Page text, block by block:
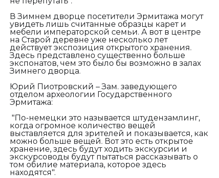
В Зимнем дворце посетители Эрмитажа могут
увидеть лишь считанные образцы карет и
мебели императорской семьи. А вот в центре
на Старой деревне уже несколько лет
действует экспозиция открытого хранения.
Здесь представлено существенно больше
экспонатов, чем это было бы возможно в залах
Зимнего дворца.
Юрий Пиотровский – Зам. заведующего
отделом археологии Государственного
Эрмитажа:
"По-немецки это называется штудензамлинг,
когда огромное количество вещей
выставляется для зрителей и показывается, как
можно больше вещей. Вот это есть открытое
хранение, здесь будут ходить экскурсии и
экскурсоводы будут пытаться рассказывать о
том обилие материала, которое здесь
находятся".